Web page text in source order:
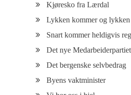
Kjøresko fra Lærdal
Lykken kommer og
Snart kommer heldigvis
Det nye Medarbeiderpartiet
Det bergenske selvbedrag
Byens vaktminister